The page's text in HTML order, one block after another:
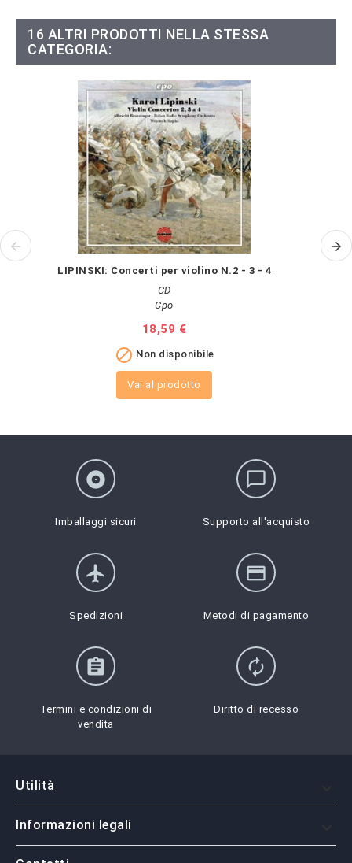
16 ALTRI PRODOTTI NELLA STESSA
CATEGORIA:
LIPINSKI: Concerti per violino N.2 - 3 - 4
CD
Cpo
Prezzo
18,59 €
 Non disponibile
Vai al prodotto
album
Imballaggi sicuri
chat_bubble_outline
Supporto all'acquisto
flight
Spedizioni
credit_card
Metodi di pagamento
assignment
Termini e condizioni di
vendita
autorenew
Diritto di recesso
Utilità
Informazioni legali